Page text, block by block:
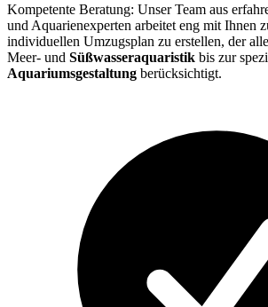
Kompetente Beratung: Unser Team aus
und Aquarienexperten arbeitet eng mit Ihnen
individuellen Umzugsplan zu erstellen, der
Meer- und Süßwasseraquaristik bis zur
Aquariumsgestaltung berücksichtigt.